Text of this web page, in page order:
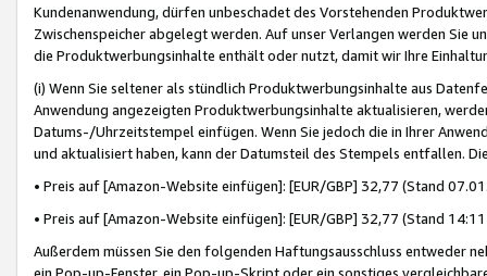
Kundenanwendung, dürfen unbeschadet des Vorstehenden
Zwischenspeicher abgelegt werden. Auf unser Verlangen werden Sie
die Produktwerbungsinhalte enthält oder nutzt, damit wir Ihre
(i) Wenn Sie seltener als stündlich Produktwerbungsinhalte aus
Anwendung angezeigten Produktwerbungsinhalte aktualisieren,
Datums-/Uhrzeitstempel einfügen. Wenn Sie jedoch die in Ihrer
und aktualisiert haben, kann der Datumsteil des Stempels entfallen.
• Preis auf [Amazon-Website einfügen]: [EUR/GBP] 32,77 (Stand
• Preis auf [Amazon-Website einfügen]: [EUR/GBP] 32,77 (Stand
Außerdem müssen Sie den folgenden Haftungsausschluss entweder
ein Pop-up-Fenster, ein Pop-up-Skript oder ein sonstiges